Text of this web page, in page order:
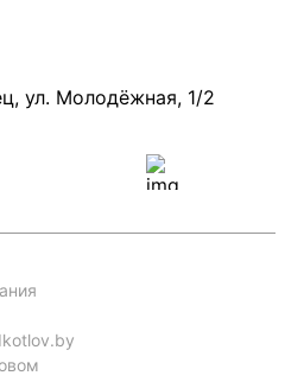
отопления
ул. Молодёжная, 1/2